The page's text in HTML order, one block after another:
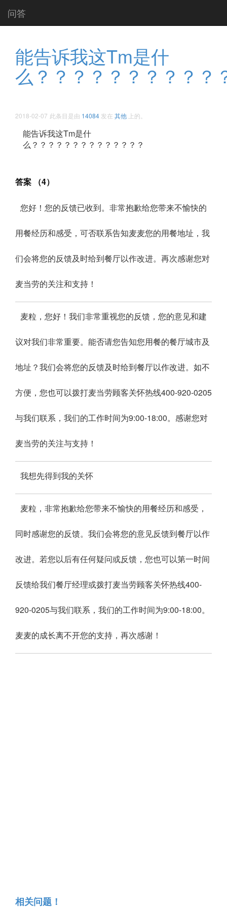
问答
能告诉我这Tm是什
么？？？？？？？？？？
2018-02-07 此条目是由 14084 发在 其他 上的。
能告诉我这Tm是什
么？？？？？？？？？？？？？？ ​​​​
答案 （4）
您好！您的反馈已收到。非常抱歉给您带来不愉快的
用餐经历和感受，可否联系告知麦麦您的用餐地址，我
们会将您的反馈及时给到餐厅以作改进。再次感谢您对
麦当劳的关注和支持！
麦粒，您好！我们非常重视您的反馈，您的意见和建
议对我们非常重要。能否请您告知您用餐的餐厅城市及
地址？我们会将您的反馈及时给到餐厅以作改进。如不
方便，您也可以拨打麦当劳顾客关怀热线400-920-0205
与我们联系，我们的工作时间为9:00-18:00。感谢您对
麦当劳的关注与支持！
我想先得到我的关怀
麦粒，非常抱歉给您带来不愉快的用餐经历和感受，
同时感谢您的反馈。我们会将您的意见反馈到餐厅以作
改进。若您以后有任何疑问或反馈，您也可以第一时间
反馈给我们餐厅经理或拨打麦当劳顾客关怀热线400-
920-0205与我们联系，我们的工作时间为9:00-18:00。
麦麦的成长离不开您的支持，再次感谢！
相关问题！